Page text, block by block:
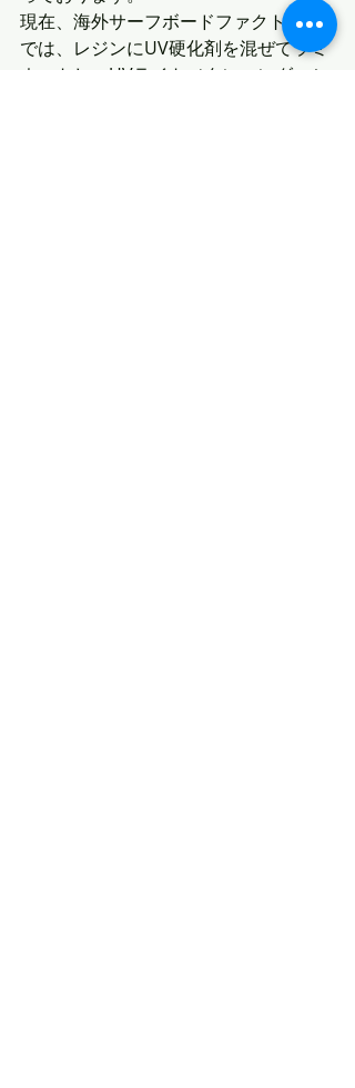
現在、海外サーフボードファクトリー
では、レジンにUV硬化剤を混ぜてラミ
ネートし、UVライト（タンニングマシ